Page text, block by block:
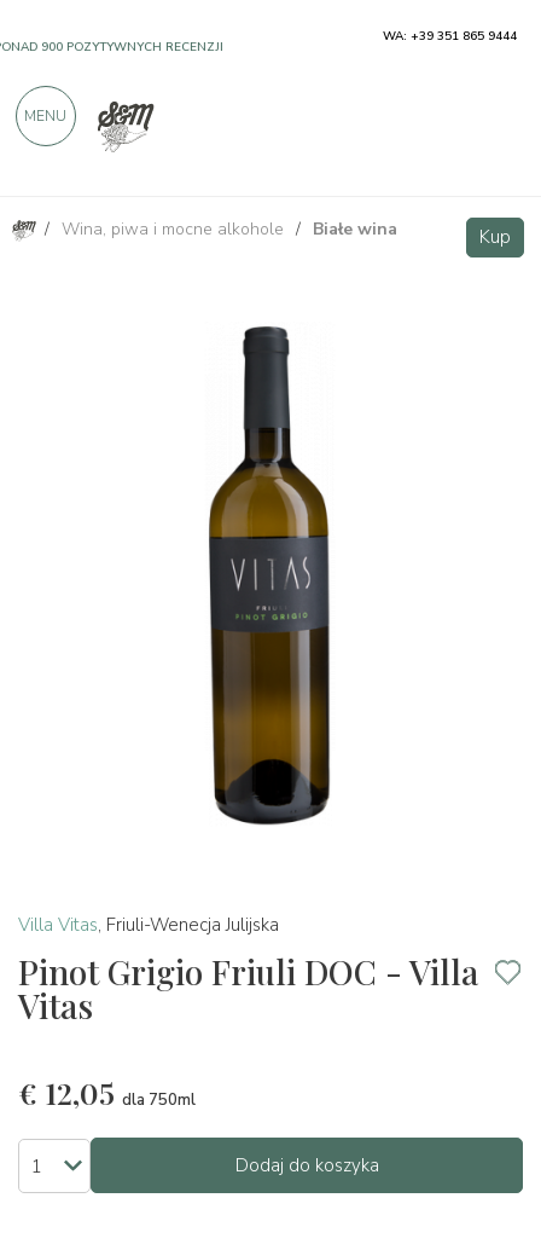
/ Wina, piwa i mocne alkohole / Białe wina Kup
Villa Vitas, Friuli-Wenecja Julijska
Pinot Grigio Friuli DOC - Villa
Vitas
€ 12,05 dla 750ml
Dodaj do koszyka
Pinot Grigio Friuli DOC - Villa Vitas Kup
900 POZYTYWNYCH RECENZJI WA: +39 351 865 9444
MENU